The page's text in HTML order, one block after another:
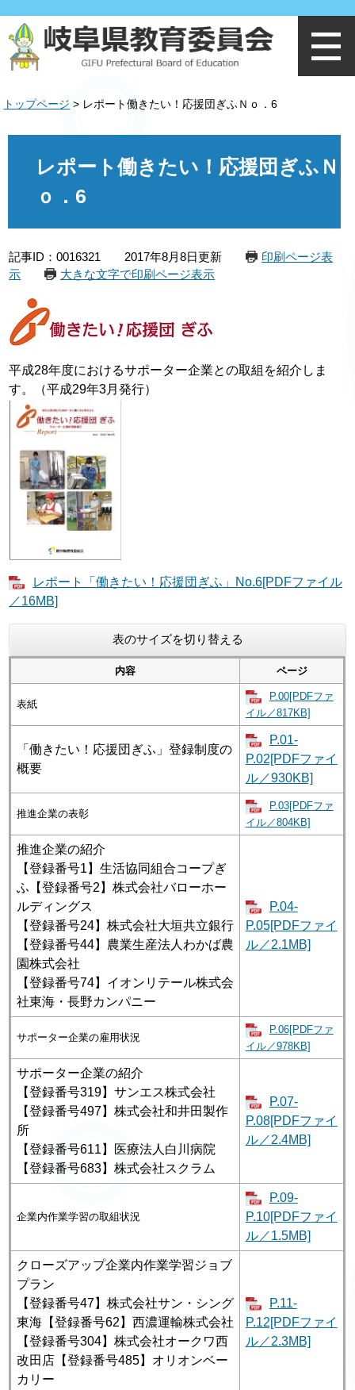
ジ
の
で
ュ
ー
ばトップページ > レポート働きたい！応援団ぎふＮｏ．6
レポート働きたい！応援団ぎふＮ
ｏ．6
記事ID：0016321 2017年8月8日更新
印刷ページ表
示
大きな文字で印刷ページ表示
平成28年度におけるサポーター企業との取組を紹介しま
す。（平成29年3月発行）
レポート「働きたい！応援団ぎふ」No.6[PDFファイル
／16MB]
表のサイズを切り替える
内容 ページ
表紙
P.00[PDFファ
イル／817KB]
「働きたい！応援団ぎふ」登録制度の
概要
P.01-
P.02[PDFファイ
ル／930KB]
推進企業の表彰
P.03[PDFファ
イル／804KB]
推進企業の紹介
【登録番号1】生活協同組合コープぎ
ふ【登録番号2】株式会社バローホー
ルディングス
【登録番号24】株式会社大垣共立銀行
【登録番号44】農業生産法人わかば農
園株式会社
【登録番号74】イオンリテール株式会
社東海・長野カンパニー
P.04-
P.05[PDFファイ
ル／2.1MB]
サポーター企業の雇用状況
P.06[PDFファ
イル／978KB]
サポーター企業の紹介
【登録番号319】サンエス株式会社
【登録番号497】株式会社和井田製作
所
【登録番号611】医療法人白川病院
【登録番号683】株式会社スクラム
P.07-
P.08[PDFファイ
ル／2.4MB]
企業内作業学習の取組状況
P.09-
P.10[PDFファイ
ル／1.5MB]
クローズアップ企業内作業学習ジョブ
プラン
【登録番号47】株式会社サン・シング
東海【登録番号62】西濃運輸株式会社
【登録番号304】株式会社オークワ西
改田店【登録番号485】オリオンベー
カリー
P.11-
P.12[PDFファイ
ル／2.3MB]